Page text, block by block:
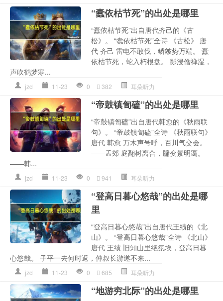
“蠹依枯节死”的出处是哪里
“蠹依枯节死”出自唐代齐己的《古
松》。 “蠹依枯节死”全诗 《古松》 唐
代 齐己 雷电不敢伐，鳞皴势万端。 蠹
依枯节死，蛇入朽根盘。 影浸僧禅湿，
声吹鹤梦寒...
jzd 11-23 0 382 耳朵听力
“帝鼓镇訇磕”的出处是哪里
“帝鼓镇訇磕”出自唐代韩愈的《秋雨联
句》。 “帝鼓镇訇磕”全诗 《秋雨联句》
唐代 韩愈 万木声号呼，百川气交会。
——孟郊 庭翻树离合，牖变景明蔼。
——韩...
jzd 11-23 0 941 耳朵听力
“登高日暮心悠哉”的出处是哪
里
“登高日暮心悠哉”出自唐代王绩的《北
山》。 “登高日暮心悠哉”全诗 《北山》
唐代 王绩 旧知山里绝氛埃，登高日暮
心悠哉。 子平一去何时返，仲叔长游遂不来...
jzd 11-23 0 685 耳朵听力
“地游穷北际”的出处是哪里